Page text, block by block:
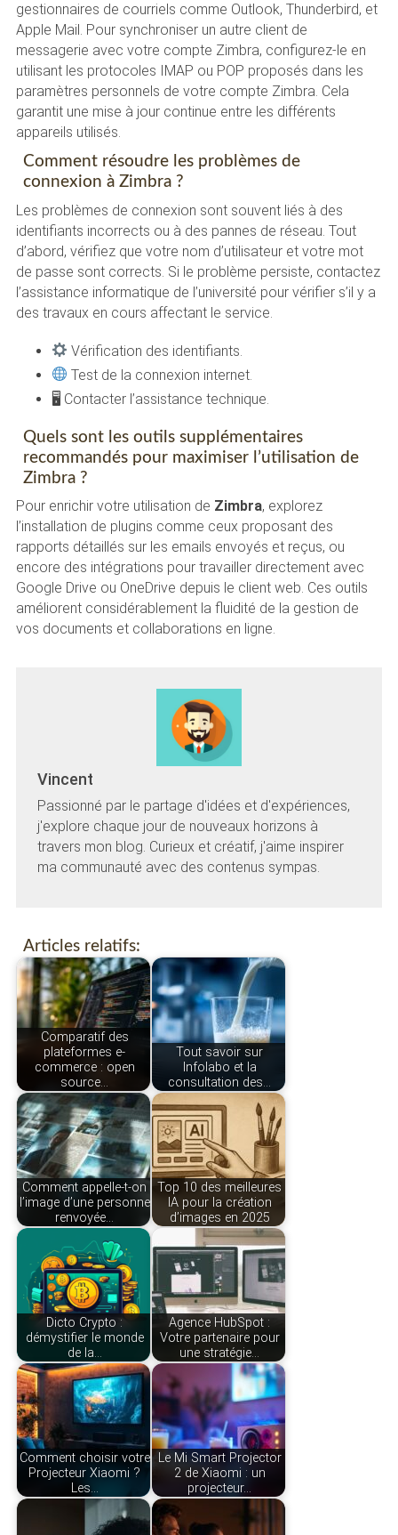
gestionnaires de courriels comme Outlook, Thunderbird, et
Apple Mail. Pour synchroniser un autre client de
messagerie avec votre compte Zimbra, configurez-le en
utilisant les protocoles IMAP ou POP proposés dans les
paramètres personnels de votre compte Zimbra. Cela
garantit une mise à jour continue entre les différents
appareils utilisés.
Comment résoudre les problèmes de
connexion à Zimbra ?
Les problèmes de connexion sont souvent liés à des
identifiants incorrects ou à des pannes de réseau. Tout
d’abord, vérifiez que votre nom d’utilisateur et votre mot
de passe sont corrects. Si le problème persiste, contactez
l’assistance informatique de l’université pour vérifier s’il y a
des travaux en cours affectant le service.
Vérification des identifiants.
Test de la connexion internet.
🖥 Contacter l’assistance technique.
Quels sont les outils supplémentaires
recommandés pour maximiser l’utilisation de
Zimbra ?
Pour enrichir votre utilisation de Zimbra, explorez
l’installation de plugins comme ceux proposant des
rapports détaillés sur les emails envoyés et reçus, ou
encore des intégrations pour travailler directement avec
Google Drive ou OneDrive depuis le client web. Ces outils
améliorent considérablement la fluidité de la gestion de
vos documents et collaborations en ligne.
Vincent
Passionné par le partage d'idées et d'expériences,
j'explore chaque jour de nouveaux horizons à
travers mon blog. Curieux et créatif, j'aime inspirer
ma communauté avec des contenus sympas.
Articles relatifs:
Comparatif des
plateformes e-
commerce : open
source…
Tout savoir sur
Infolabo et la
consultation des…
Comment appelle-t-on
l’image d’une personne
renvoyée…
Top 10 des meilleures
IA pour la création
d’images en 2025
Dicto Crypto :
démystifier le monde
de la…
Agence HubSpot :
Votre partenaire pour
une stratégie…
Comment choisir votre
Projecteur Xiaomi ?
Les…
Le Mi Smart Projector
2 de Xiaomi : un
projecteur…